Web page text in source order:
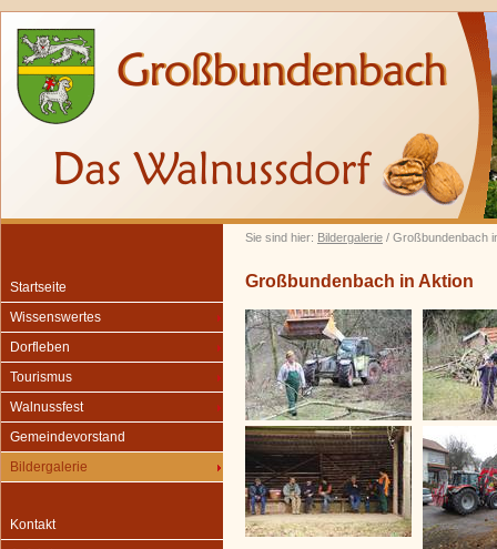
Sie sind hier: Bildergalerie / Großbundenbach
Startseite
Wissenswertes
Dorfleben
Tourismus
Walnussfest
Gemeindevorstand
Bildergalerie
Kontakt
Großbundenbach in Aktion